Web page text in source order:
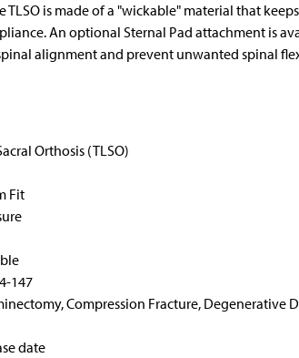
is made of a "wickable" material that
An optional Sternal Pad attachment is
alignment and prevent unwanted spinal
Orthosis (TLSO)
Fit
147
Compression Fracture, Degenerative
date